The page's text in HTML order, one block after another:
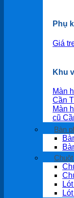
Phụ
Giá
Khu
Màn
Cần
Màn
cũ
Bàn